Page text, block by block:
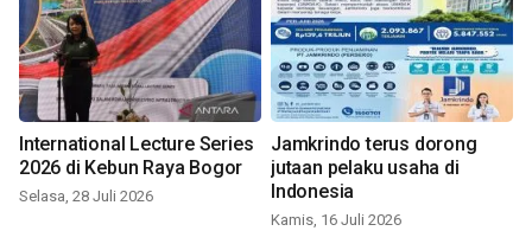
International Lecture Series
2026 di Kebun Raya Bogor
Selasa, 28 Juli 2026
Jamkrindo terus dorong
jutaan pelaku usaha di
Indonesia
Kamis, 16 Juli 2026